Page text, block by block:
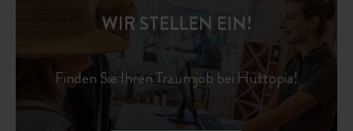
WIR STELLEN EIN!
Finden Sie Ihren Traumjob bei Huttopia!